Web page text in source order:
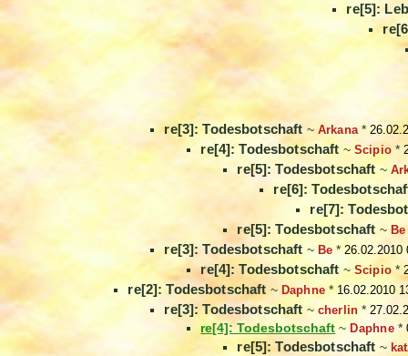
re[5]:
re[3]: Todesbotschaft ~ Arkana*
re[4]: Todesbotschaft ~ Scipio *
re[5]: Todesbotschaft ~
re[6]:
re[7]:
re[5]: Todesbotschaft ~ Be
re[3]: Todesbotschaft ~ Be *26.02.2010
re[4]: Todesbotschaft~Scipio *
re[2]: Todesbotschaft ~ Daphne * 16.02.2010
re[3]: Todesbotschaft ~ cherlin *
re[4]: Todesbotschaft ~ Daphne*
re[5]: Todesbotschaft ~